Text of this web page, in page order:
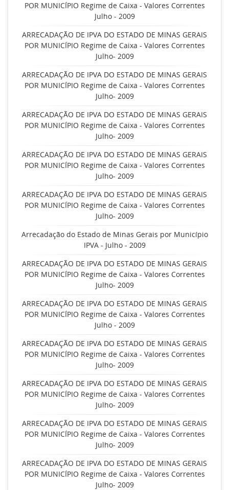
POR MUNICÍPIO Regime de Caixa - Valores Correntes
Julho - 2009
ARRECADAÇÃO DE IPVA DO ESTADO DE MINAS GERAIS
POR MUNICÍPIO Regime de Caixa - Valores Correntes
Julho- 2009
ARRECADAÇÃO DE IPVA DO ESTADO DE MINAS GERAIS
POR MUNICÍPIO Regime de Caixa - Valores Correntes
Julho- 2009
ARRECADAÇÃO DE IPVA DO ESTADO DE MINAS GERAIS
POR MUNICÍPIO Regime de Caixa - Valores Correntes
Julho- 2009
ARRECADAÇÃO DE IPVA DO ESTADO DE MINAS GERAIS
POR MUNICÍPIO Regime de Caixa - Valores Correntes
Julho- 2009
ARRECADAÇÃO DE IPVA DO ESTADO DE MINAS GERAIS
POR MUNICÍPIO Regime de Caixa - Valores Correntes
Julho- 2009
Arrecadação do Estado de Minas Gerais por Município
IPVA - Julho - 2009
ARRECADAÇÃO DE IPVA DO ESTADO DE MINAS GERAIS
POR MUNICÍPIO Regime de Caixa - Valores Correntes
Julho- 2009
ARRECADAÇÃO DE IPVA DO ESTADO DE MINAS GERAIS
POR MUNICÍPIO Regime de Caixa - Valores Correntes
Julho - 2009
ARRECADAÇÃO DE IPVA DO ESTADO DE MINAS GERAIS
POR MUNICÍPIO Regime de Caixa - Valores Correntes
Julho- 2009
ARRECADAÇÃO DE IPVA DO ESTADO DE MINAS GERAIS
POR MUNICÍPIO Regime de Caixa - Valores Correntes
Julho- 2009
ARRECADAÇÃO DE IPVA DO ESTADO DE MINAS GERAIS
POR MUNICÍPIO Regime de Caixa - Valores Correntes
Julho- 2009
ARRECADAÇÃO DE IPVA DO ESTADO DE MINAS GERAIS
POR MUNICÍPIO Regime de Caixa - Valores Correntes
Julho- 2009